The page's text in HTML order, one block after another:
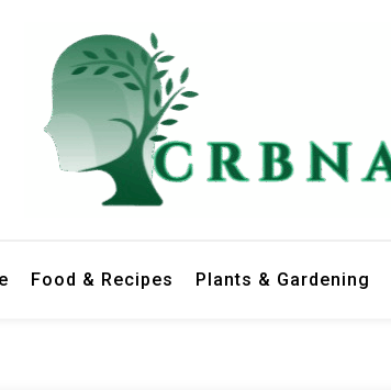
Food & Recipes Plants & Gardening